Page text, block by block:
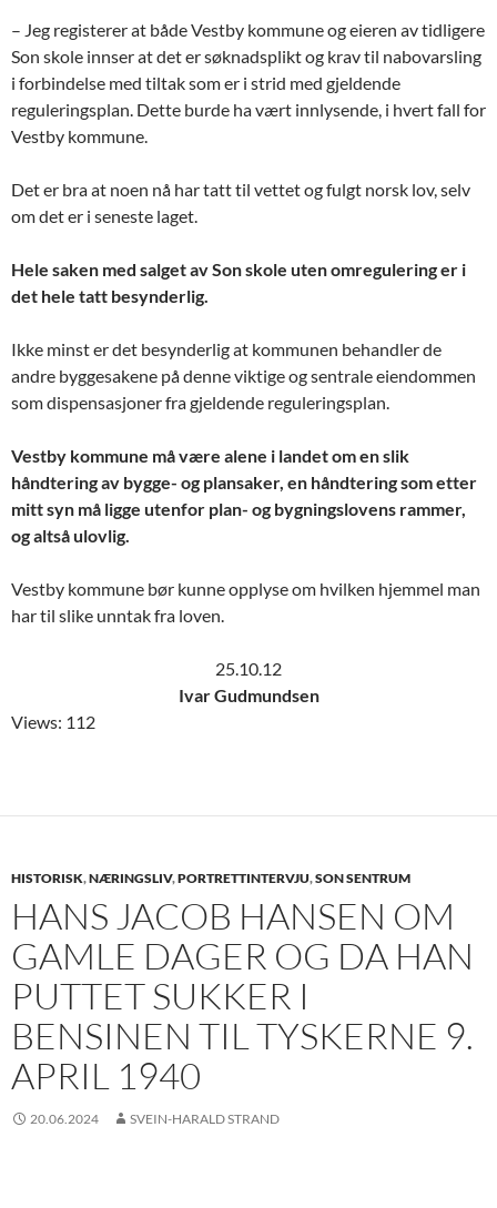
– Jeg registerer at både Vestby kommune og eieren av tidligere
Son skole innser at det er søknadsplikt og krav til nabovarsling
i forbindelse med tiltak som er i strid med gjeldende
reguleringsplan. Dette burde ha vært innlysende, i hvert fall for
Vestby kommune.
Det er bra at noen nå har tatt til vettet og fulgt norsk lov, selv
om det er i seneste laget.
Hele saken med salget av Son skole uten omregulering er i
det hele tatt besynderlig.
Ikke minst er det besynderlig at kommunen behandler de
andre byggesakene på denne viktige og sentrale eiendommen
som dispensasjoner fra gjeldende reguleringsplan.
Vestby kommune må være alene i landet om en slik
håndtering av bygge- og plansaker, en håndtering som etter
mitt syn må ligge utenfor plan- og bygningslovens rammer,
og altså ulovlig.
Vestby kommune bør kunne opplyse om hvilken hjemmel man
har til slike unntak fra loven.
25.10.12
Ivar Gudmundsen
Views: 112
HISTORISK,NÆRINGSLIV,PORTRETTINTERVJU,SON SENTRUM
HANS JACOB HANSEN OM
GAMLE DAGER OG DA HAN
PUTTET SUKKER I
BENSINEN TIL TYSKERNE 9.
APRIL 1940
20.06.2024 SVEIN-HARALD STRAND